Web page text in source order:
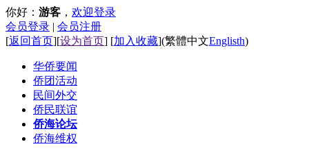
你好： 游客 ， 欢迎登录
会员登录 | 会员注册
[返回首页][设为首页] [加入收藏](繁體中文Englisth)
华侨要闻
侨团活动
民间外交
侨民联谊
侨海论坛
侨海维权